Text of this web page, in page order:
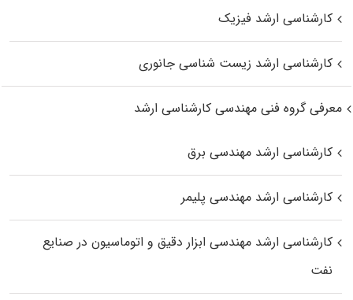
کارشناسی ارشد فیزیک
کارشناسی ارشد زیست‌ شناسی جانوری
معرفی گروه فنی مهندسی کارشناسی ارشد
کارشناسی ارشد مهندسی برق
کارشناسی ارشد مهندسی پلیمر
کارشناسی ارشد مهندسی ابزار دقیق و اتوماسیون در صنایع
نفت